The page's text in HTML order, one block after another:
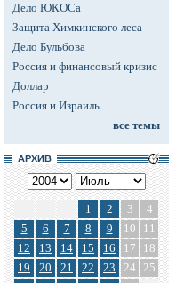
Дело ЮКОСа
Защита Химкинского леса
Дело Бульбова
Россия и финансовый кризис
Доллар
Россия и Израиль
все темы
АРХИВ
1 2 3
4
5
6 7 8 9 10
11
12
13 14 15 16 17
18
19
20 21 22 23 24 25